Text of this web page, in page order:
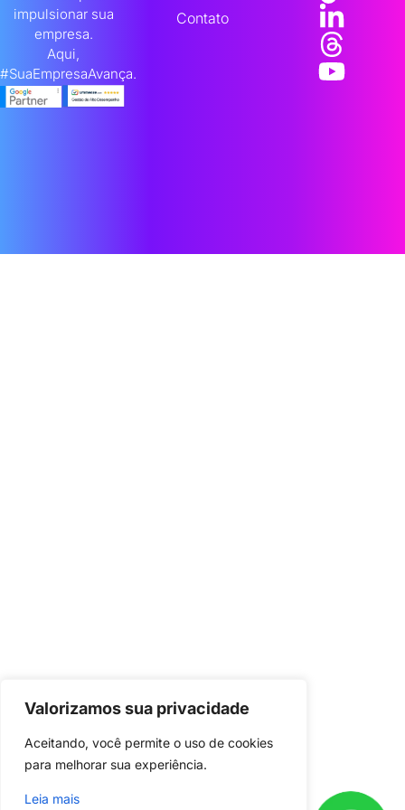
Valorizamos sua privacidade
Aceitando, você permite o uso de cookies
para melhorar sua experiência.
Leia mais
impulsionar sua
empresa.
Aqui,
#SuaEmpresaAvança.
Contato
cliente?
Baixe o aplicativo em seu celular e